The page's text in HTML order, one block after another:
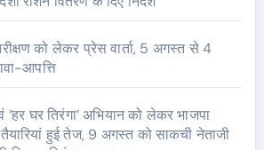
को लेकर प्रेस वार्ता, 5 अगस्त से 4
आपत्ति
‘हर घर तिरंगा’ अभियान को लेकर भाजपा
हुई तेज, 9 अगस्त को साकची नेताजी